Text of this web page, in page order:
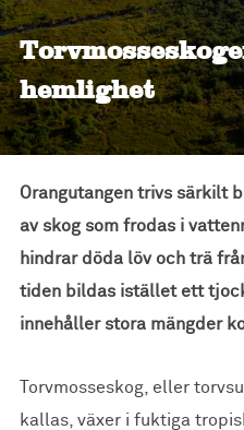
hemlighet
Orangutangen trivs särkilt
av skog som frodas i
hindrar döda löv och trä
tiden bildas istället ett
innehåller stora mängder
Torvmosseskog, eller
kallas, växer i fuktiga